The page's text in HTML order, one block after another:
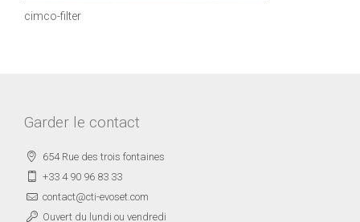
cimco-filter
Garder le contact
654 Rue des trois fontaines
+33 4 90 96 83 33
contact@cti-evoset.com
Ouvert du lundi ou vendredi